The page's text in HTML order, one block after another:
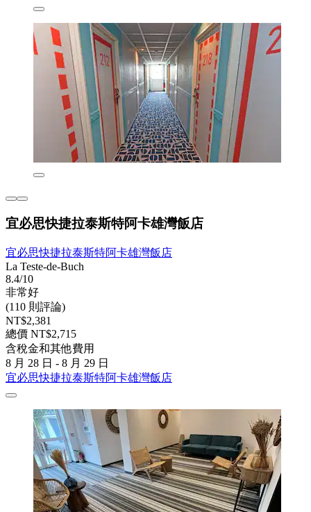
宜必思快捷拉泰斯特阿卡雄灣飯店
宜必思快捷拉泰斯特阿卡雄灣飯店
La Teste-de-Buch
8.4/10
非常好
(110 則評論)
NT$2,381
總價 NT$2,715
含稅金和其他費用
8 月 28 日 - 8 月 29 日
宜必思快捷拉泰斯特阿卡雄灣飯店